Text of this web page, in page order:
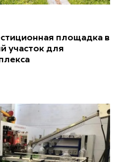
площадка в
участок для